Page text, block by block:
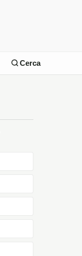
Cerca